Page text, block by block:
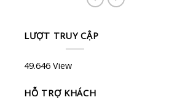
LƯỢT TRUY CẬP
49.646 View
HỖ TRỢ KHÁCH